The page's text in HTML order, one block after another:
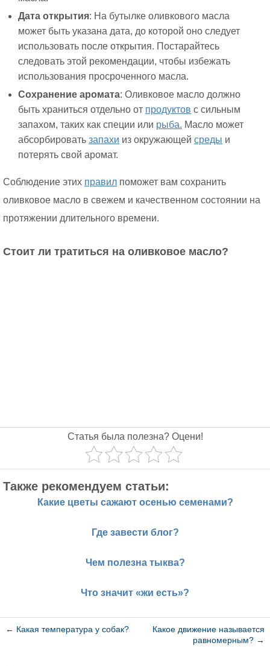
Дата открытия: На бутылке оливкового масла
может быть указана дата, до которой оно следует
использовать после открытия. Постарайтесь
следовать этой рекомендации, чтобы избежать
использования просроченного масла.
Сохранение аромата: Оливковое масло должно
быть храниться отдельно от продуктов с сильным
запахом, таких как специи или рыба. Масло может
абсорбировать запахи из окружающей среды и
потерять свой аромат.
Соблюдение этих правил поможет вам сохранить
оливковое масло в свежем и качественном состоянии на
протяжении длительного времени.
Стоит ли тратиться на оливковое масло?
Статья была полезна? Оцени!
Также рекомендуем статьи:
Какие цветы сажают осенью семенами?
Где завести блог?
Чем полезна тыква?
Что значит «жи есть»?
← Какая температура у собак?
Какое движение называется
равномерным? →